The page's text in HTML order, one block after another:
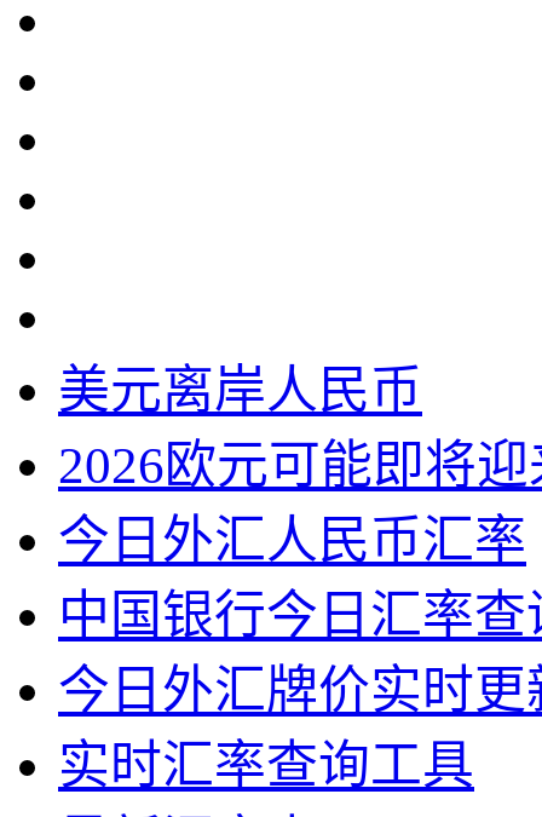
美元离岸人民币
2026欧元可能即将
今日外汇人民币汇率
中国银行今日汇率查
今日外汇牌价实时更
实时汇率查询工具